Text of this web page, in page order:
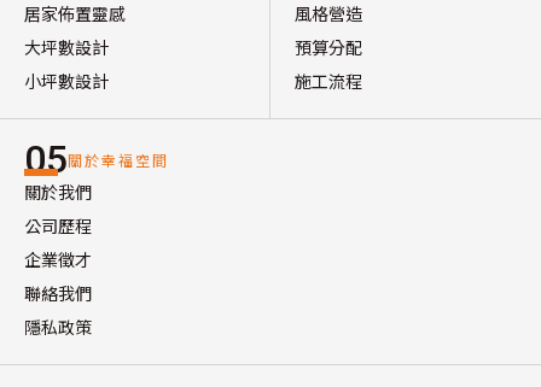
居家佈置靈感
大坪數設計
小坪數設計
風格營造
預算分配
施工流程
05關於幸福空間
關於我們
公司歷程
企業徵才
聯絡我們
隱私政策